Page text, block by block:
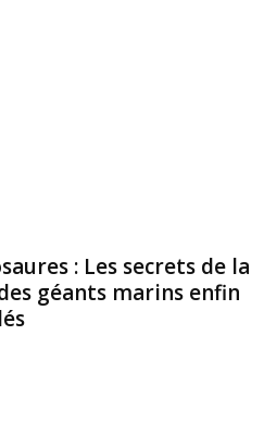
: Les secrets de la
géants marins enfin